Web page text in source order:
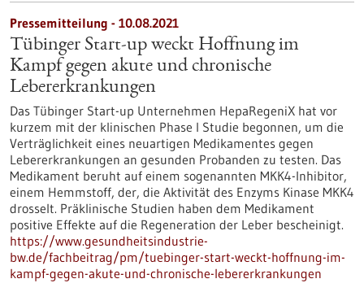
Pressemitteilung - 10.08.2021
Tübinger Start-up weckt Hoffnung im
Kampf gegen akute und chronische
Lebererkrankungen
Das Tübinger Start-up Unternehmen HepaRegeniX hat vor
kurzem mit der klinischen Phase I Studie begonnen, um die
Verträglichkeit eines neuartigen Medikamentes gegen
Lebererkrankungen an gesunden Probanden zu testen. Das
Medikament beruht auf einem sogenannten MKK4-Inhibitor,
einem Hemmstoff, der, die Aktivität des Enzyms Kinase MKK4
drosselt. Präklinische Studien haben dem Medikament
positive Effekte auf die Regeneration der Leber bescheinigt.
https://www.gesundheitsindustrie-
bw.de/fachbeitrag/pm/tuebinger-start-weckt-hoffnung-im-
kampf-gegen-akute-und-chronische-lebererkrankungen